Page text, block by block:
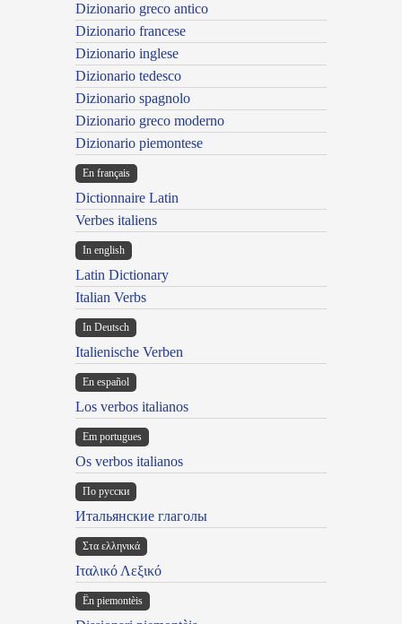
Dizionario greco antico
Dizionario francese
Dizionario inglese
Dizionario tedesco
Dizionario spagnolo
Dizionario greco moderno
Dizionario piemontese
En français
Dictionnaire Latin
Verbes italiens
In english
Latin Dictionary
Italian Verbs
In Deutsch
Italienische Verben
En español
Los verbos italianos
Em portugues
Os verbos italianos
По русски
Итальянские глаголы
Στα ελληνικά
Ιταλικό Λεξικό
Ën piemontèis